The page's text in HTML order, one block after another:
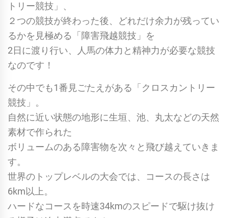
トリー競技」、
２つの競技が終わった後、どれだけ余力が残ってい
るかを見極める「障害飛越競技」を
2日に渡り行い、人馬の体力と精神力が必要な競技
なのです！
その中でも1番見ごたえがある「クロスカントリー
競技」。
自然に近い状態の地形に生垣、池、丸太などの天然
素材で作られた
ボリュームのある障害物を次々と飛び越えていきま
す。
世界のトップレベルの大会では、コースの長さは
6km以上。
ハードなコースを時速34kmのスピードで駆け抜け